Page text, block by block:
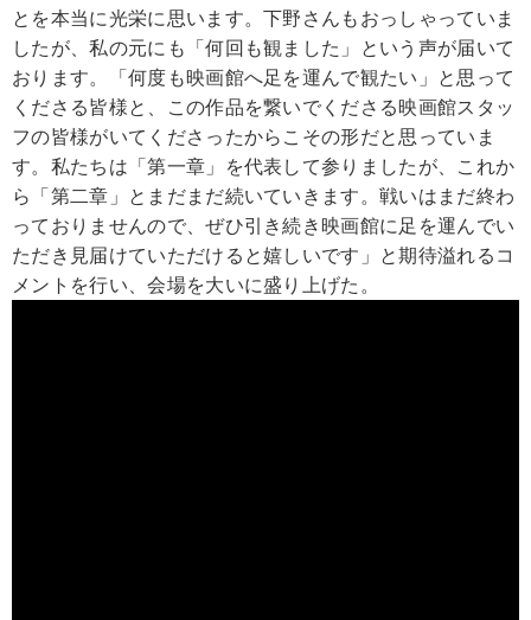
とを本当に光栄に思います。下野さんもおっしゃっていま
したが、私の元にも「何回も観ました」という声が届いて
おります。「何度も映画館へ足を運んで観たい」と思って
くださる皆様と、この作品を繋いでくださる映画館スタッ
フの皆様がいてくださったからこその形だと思っていま
す。私たちは「第一章」を代表して参りましたが、これか
ら「第二章」とまだまだ続いていきます。戦いはまだ終わ
っておりませんので、ぜひ引き続き映画館に足を運んでい
ただき見届けていただけると嬉しいです」と期待溢れるコ
メントを行い、会場を大いに盛り上げた。